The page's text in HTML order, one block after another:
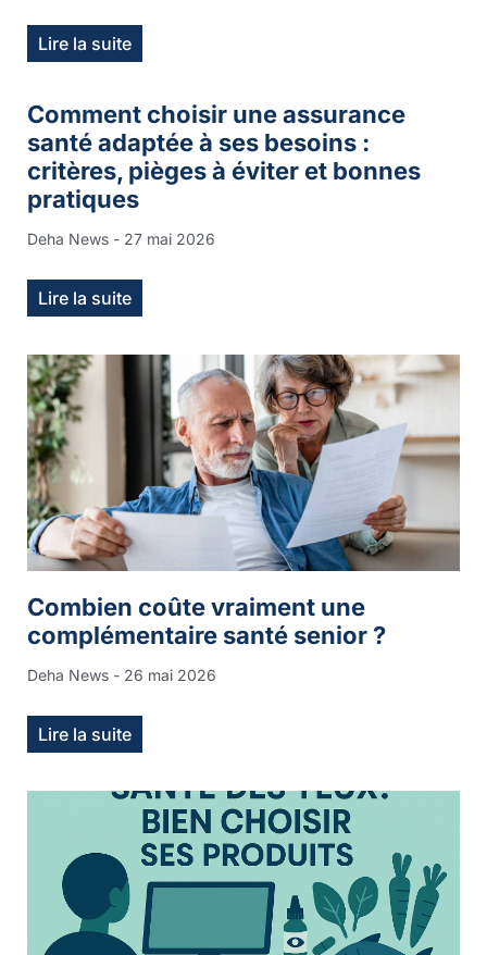
Lire la suite
Comment choisir une assurance
santé adaptée à ses besoins :
critères, pièges à éviter et bonnes
pratiques
Deha News 27 mai 2026
Lire la suite
Combien coûte vraiment une
complémentaire santé senior ?
Deha News 26 mai 2026
Lire la suite